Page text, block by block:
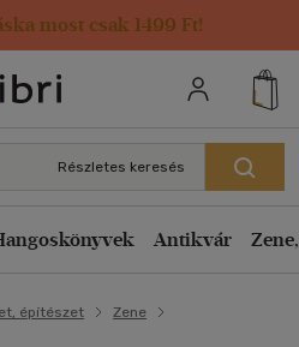
most csak 1499 Ft!
adatai
Részletes keresés
Antikvár
építészet
Zene